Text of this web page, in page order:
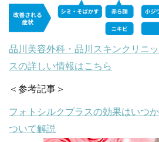
品川美容外科・品川スキンクリニ
スの詳しい情報はこちら
＜参考記事＞
フォトシルクプラスの効果はいつ
ついて解説